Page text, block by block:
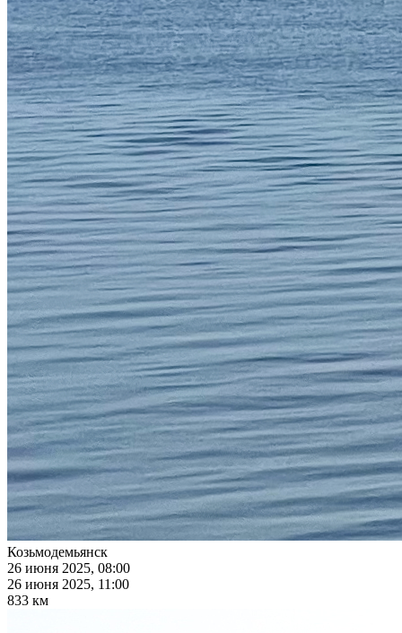
Козьмодемьянск
26 июня 2025, 08:00
26 июня 2025, 11:00
833 км